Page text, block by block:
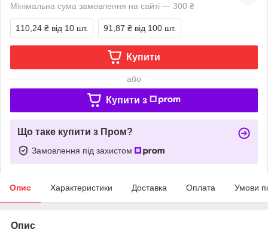
Мінімальна сума замовлення на сайті — 300 ₴
110,24 ₴ від 10 шт. 91,87 ₴ від 100 шт.
Купити
або
Купити з
Що таке купити з Пром?
Замовлення під захистом
Опис Характеристики Доставка Оплата Умови
Опис